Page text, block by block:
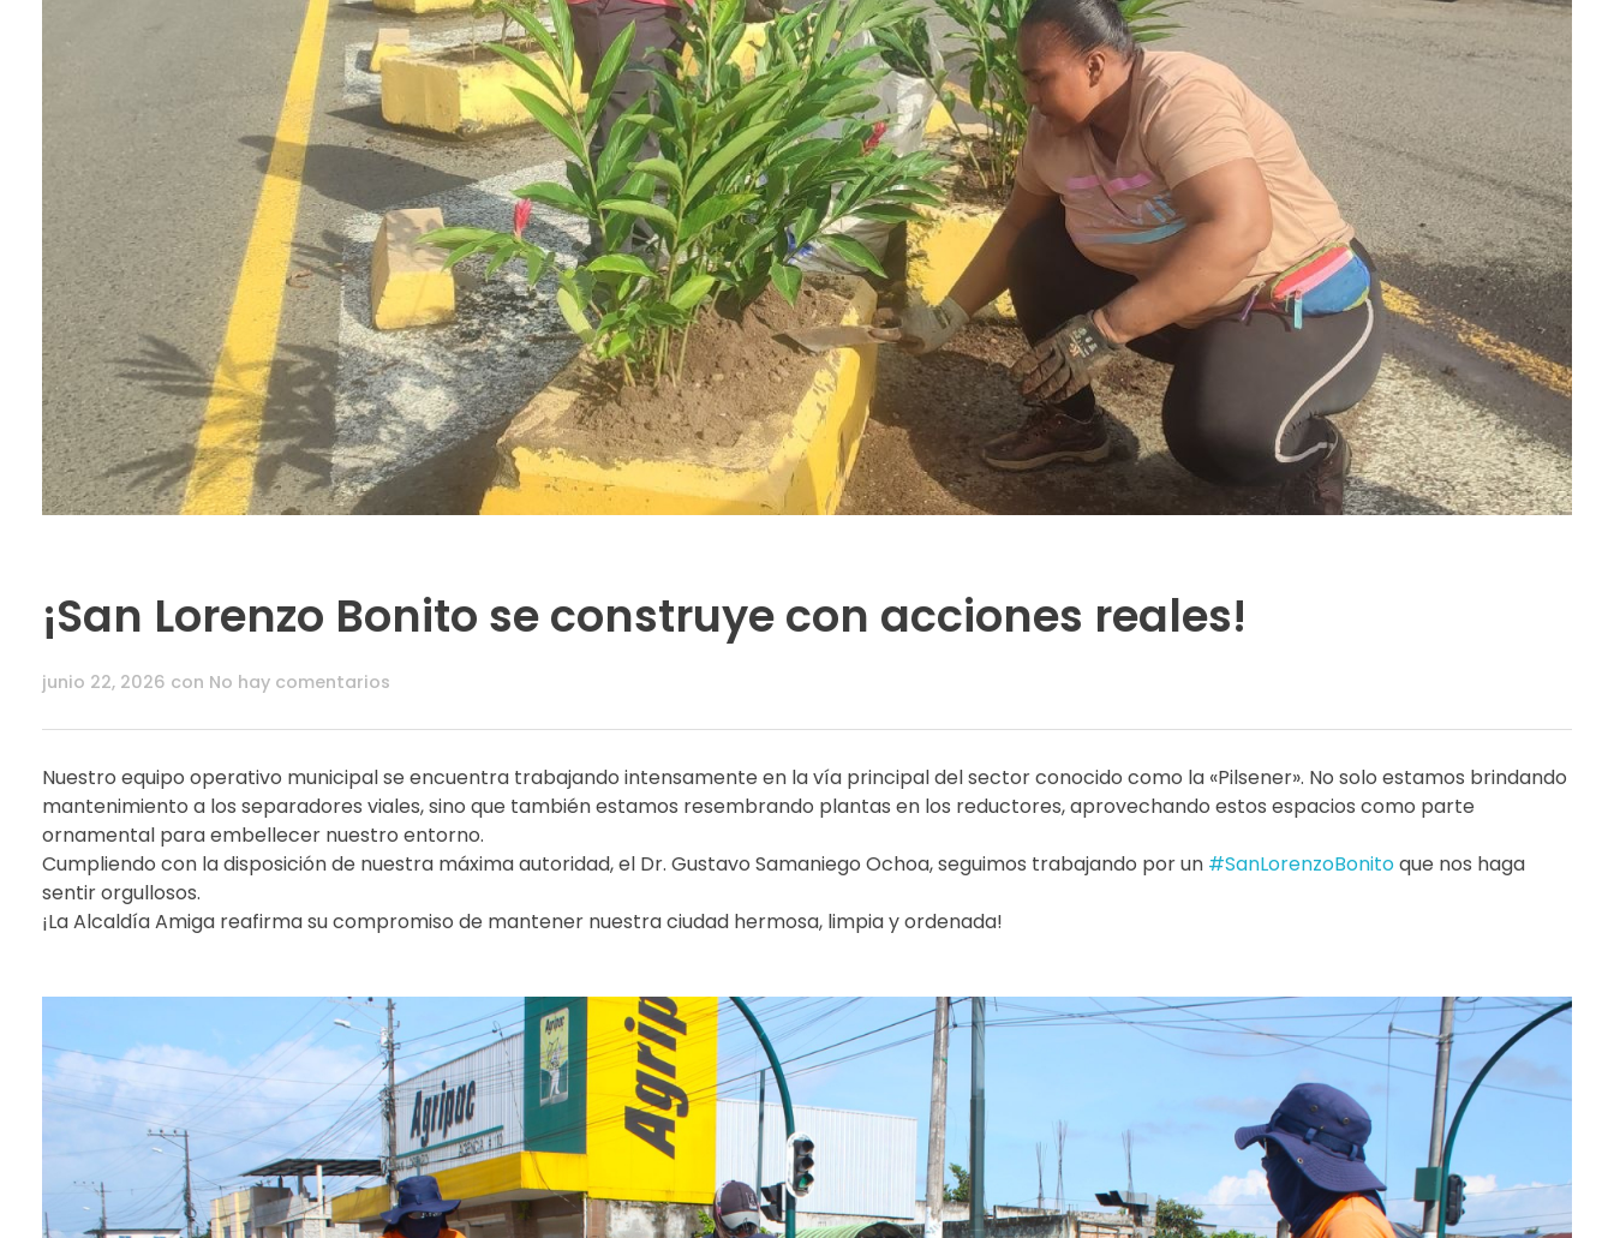
¡San Lorenzo Bonito se construye con acciones reales!
junio 22, 2026 con No hay comentarios
Nuestro equipo operativo municipal se encuentra trabajando intensamente en la vía principal del sector conocido como la «Pilsener». No solo estamos brindando
mantenimiento a los separadores viales, sino que también estamos resembrando plantas en los reductores, aprovechando estos espacios como parte
ornamental para embellecer nuestro entorno.
Cumpliendo con la disposición de nuestra máxima autoridad, el Dr. Gustavo Samaniego Ochoa, seguimos trabajando por un #SanLorenzoBonitoque nos haga
sentir orgullosos.
¡La Alcaldía Amiga reafirma su compromiso de mantener nuestra ciudad hermosa, limpia y ordenada!